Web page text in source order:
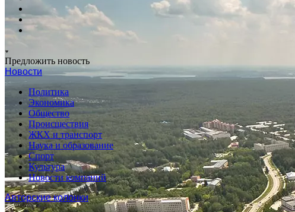
Предложить новость
Новости
Политика
Экономика
Общество
Происшествия
ЖКХ и транспорт
Наука и образование
Спорт
Культура
Новости компаний
Авторские колонки